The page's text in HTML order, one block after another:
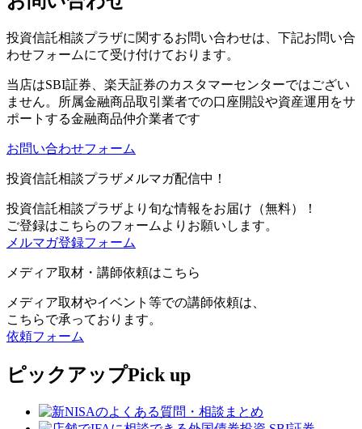
投資信託相談プラザに関するお問い合わせは、下記お問い合
わせフォームにて受け付けております。
当店はSBI証券、楽天証券のカスタマーセンターではござい
ません。
所属金融商品取引業者での口座開設や資産運用をサ
ポートする金融商品仲介業者です
お問い合わせフォーム
投資信託相談プラザメルマガ配信中！
投資信託相談プラザより旬な情報をお届け（無料）！
ご登録はこちらのフォームよりお願いします。
メルマガ登録フォーム
メディア取材・講師依頼はこちら
メディア取材やイベント等での講師依頼は、
こちらで承っております。
依頼フォーム
ピックアップPick up